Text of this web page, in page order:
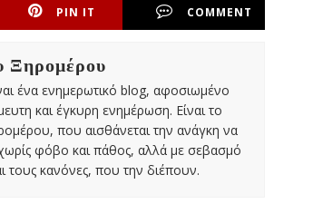
PIN IT COMMENT
Ξηρομέρου
ένα ενημερωτικό blog, αφοσιωμένο
και έγκυρη ενημέρωση. Είναι το
που αισθάνεται την ανάγκη να
φόβο και πάθος, αλλά με σεβασμό
τους κανόνες, που την διέπουν.